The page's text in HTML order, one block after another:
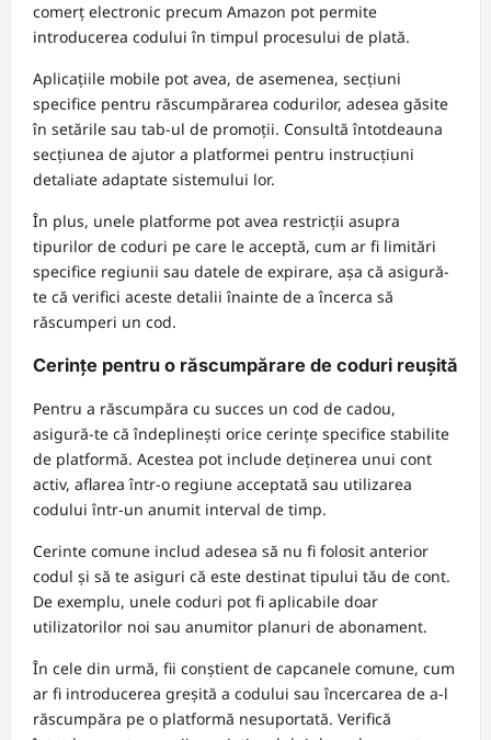
comerț electronic precum Amazon pot permite
introducerea codului în timpul procesului de plată.
Aplicațiile mobile pot avea, de asemenea, secțiuni
specifice pentru răscumpărarea codurilor, adesea găsite
în setările sau tab-ul de promoții. Consultă întotdeauna
secțiunea de ajutor a platformei pentru instrucțiuni
detaliate adaptate sistemului lor.
În plus, unele platforme pot avea restricții asupra
tipurilor de coduri pe care le acceptă, cum ar fi limitări
specifice regiunii sau datele de expirare, așa că asigură-
te că verifici aceste detalii înainte de a încerca să
răscumperi un cod.
Cerințe pentru o răscumpărare de coduri reușită
Pentru a răscumpăra cu succes un cod de cadou,
asigură-te că îndeplinești orice cerințe specifice stabilite
de platformă. Acestea pot include deținerea unui cont
activ, aflarea într-o regiune acceptată sau utilizarea
codului într-un anumit interval de timp.
Cerinte comune includ adesea să nu fi folosit anterior
codul și să te asiguri că este destinat tipului tău de cont.
De exemplu, unele coduri pot fi aplicabile doar
utilizatorilor noi sau anumitor planuri de abonament.
În cele din urmă, fii conștient de capcanele comune, cum
ar fi introducerea greșită a codului sau încercarea de a-l
răscumpăra pe o platformă nesuportată. Verifică